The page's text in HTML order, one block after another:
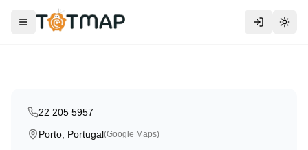
Toggle menu
Infantário A Minha Janela
22 205 5957
Porto, Portugal(Google Maps)